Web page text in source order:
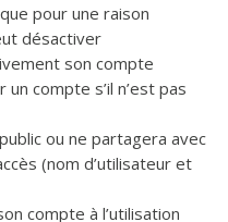
pour une raison
désactiver
son compte
compte s’il n’est pas
ou ne partagera avec
(nom d’utilisateur et
compte à l’utilisation